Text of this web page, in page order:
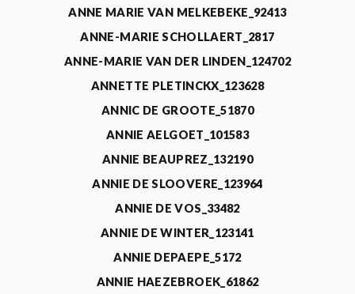
ANNE MARIE VAN MELKEBEKE_92413
ANNE-MARIE SCHOLLAERT_2817
ANNE-MARIE VAN DER LINDEN_124702
ANNETTE PLETINCKX_123628
ANNIC DE GROOTE_51870
ANNIE AELGOET_101583
ANNIE BEAUPREZ_132190
ANNIE DE SLOOVERE_123964
ANNIE DE VOS_33482
ANNIE DE WINTER_123141
ANNIE DEPAEPE_5172
ANNIE HAEZEBROEK_61862